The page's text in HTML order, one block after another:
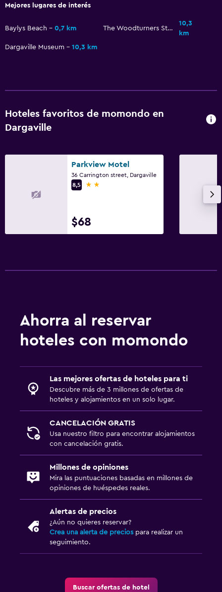
Mejores lugares de interés
Baylys Beach 0,7 km The Woodturners Studio
10,3
km
Dargaville Museum
10,3 km
Hoteles favoritos de momondo en
Dargaville
Parkview Motel
36 Carrington street, Dargaville
8,5
2 estrellas
$68
Ahorra al reservar
hoteles con momondo
Las mejores ofertas de hoteles para ti
Descubre más de 3 millones de ofertas de
hoteles y alojamientos en un solo lugar.
CANCELACIÓN GRATIS
Usa nuestro filtro para encontrar alojamientos
con cancelación gratis.
Millones de opiniones
Mira las puntuaciones basadas en millones de
opiniones de huéspedes reales.
Alertas de precios
¿Aún no quieres reservar?
Crea una alerta de precios para realizar un
seguimiento.
Buscar ofertas de hotel